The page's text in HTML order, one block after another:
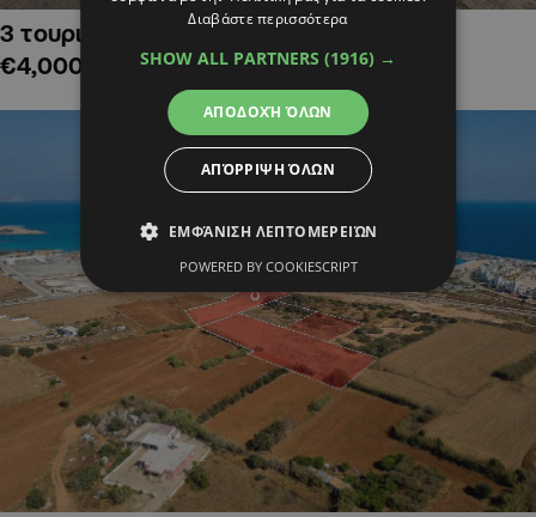
3 τουριστικά χωράφια στην Αλαμινό,
€4,000,000
Διαβάστε περισσότερα
SHOW ALL PARTNERS (1916) →
ΑΠΟΔΟΧΉ ΌΛΩΝ
ΑΠΌΡΡΙΨΗ ΌΛΩΝ
ΕΜΦΆΝΙΣΗ ΛΕΠΤΟΜΕΡΕΙΏΝ
POWERED BY COOKIESCRIPT